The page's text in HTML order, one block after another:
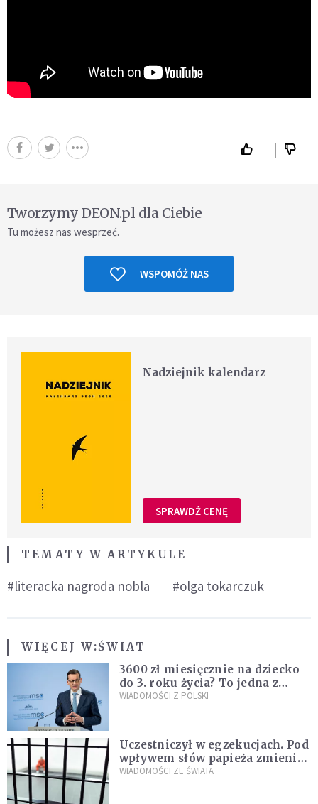
Tworzymy DEON.pl dla Ciebie
Tu możesz nas wesprzeć.
WSPOMÓŻ NAS
Nadziejnik kalendarz
SPRAWDŹ CENĘ
TEMATY W ARTYKULE
#literacka nagroda nobla #olga tokarczuk
WIĘCEJ W:ŚWIAT
3600 zł miesięcznie na dziecko
do 3. roku życia? To jedna z
propozycji programu "Rozwój
WIADOMOŚCI Z POLSKI
Uczestniczył w egzekucjach. Pod
wpływem słów papieża zmienił
zdanie
WIADOMOŚCI ZE ŚWIATA